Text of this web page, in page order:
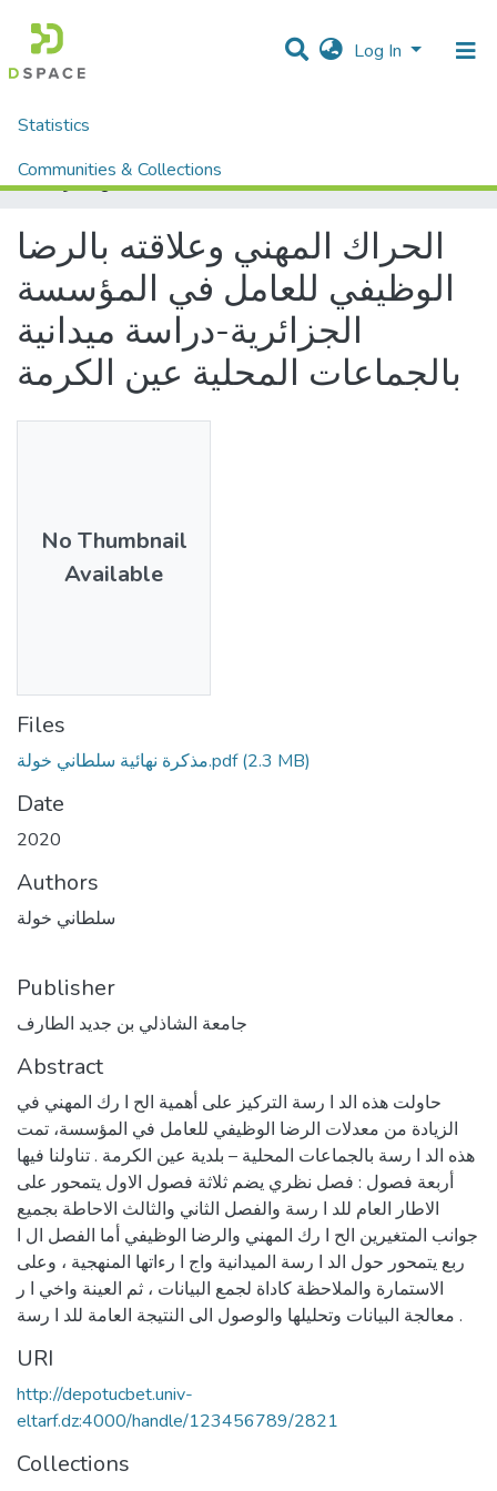
Log In
Statistics
Communities & Collections
Home
الحراك المهني وعلاقته بالرضا الوظيفي للعامل في المؤسسة الجزائرية-دراسة ميدانية بالجماعات المحلية عين الكرمة
الحراك المهني وعلاقته بالرضا
الوظيفي للعامل في المؤسسة
الجزائرية-دراسة ميدانية
بالجماعات المحلية عين الكرمة
No Thumbnail
Available
Files
مذكرة نهائية سلطاني خولة.pdf (2.3 MB)
Date
2020
Authors
سلطاني خولة
Publisher
جامعة الشاذلي بن جديد الطارف
Abstract
حاولت هذه الد ا رسة التركيز على أهمية الح ا رك المهني في
الزيادة من معدلات الرضا الوظيفي للعامل في المؤسسة، تمت
هذه الد ا رسة بالجماعات المحلية – بلدية عين الكرمة . تناولنا فيها
أربعة فصول : فصل نظري يضم ثلاثة فصول الاول يتمحور على
الاطار العام للد ا رسة والفصل الثاني والثالث الاحاطة بجميع
جوانب المتغيرين الح ا رك المهني والرضا الوظيفي أما الفصل ال ا
ربع يتمحور حول الد ا رسة الميدانية واج ا رءاتها المنهجية ، وعلى
الاستمارة والملاحظة كاداة لجمع البيانات ، ثم العينة واخي ا ر
معالجة البيانات وتحليلها والوصول الى النتيجة العامة للد ا رسة .
URI
http://depotucbet.univ-
eltarf.dz:4000/handle/123456789/2821
Collections